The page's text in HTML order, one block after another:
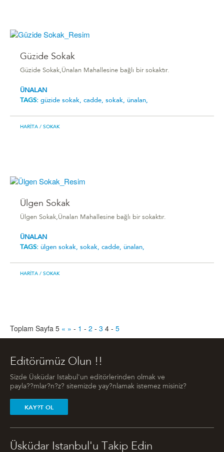
Güzide Sokak
Güzide Sokak,Ünalan Mahallesine bağlı bir sokaktır.
ÜNALAN
TAGS: güzide sokak, cadde, sokak, ünalan,
HARITA / SOKAK
Ülgen Sokak
Ülgen Sokak,Ünalan Mahallesine bağlı bir sokaktır.
ÜNALAN
TAGS: ülgen sokak, sokak, cadde, ünalan,
HARITA / SOKAK
Toplam Sayfa 5 « » - 1 - 2 - 3 4 - 5
Editörümüz Olun !!
Sizde Üsküdar Istabul'un editörlerinden olmak ve
payla??mlar?n?z? sitemizde yay?nlamak istemez misiniz?
KAY?T OL
Üsküdar Istanbul'u Takip Edin